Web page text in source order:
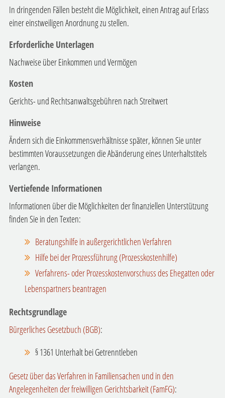
In dringenden Fällen besteht die Möglichkeit, einen Antrag auf Erlass
einer einstweiligen Anordnung zu stellen.
Erforderliche Unterlagen
Nachweise über Einkommen und Vermögen
Kosten
Gerichts- und Rechtsanwaltsgebühren nach Streitwert
Hinweise
Ändern sich die Einkommensverhältnisse später, können Sie unter
bestimmten Voraussetzungen die Abänderung eines Unterhaltstitels
verlangen.
Vertiefende Informationen
Informationen über die Möglichkeiten der finanziellen Unterstützung
finden Sie in den Texten:
Beratungshilfe in außergerichtlichen Verfahren
Hilfe bei der Prozessführung (Prozesskostenhilfe)
Verfahrens- oder Prozesskostenvorschuss des Ehegatten oder
Lebenspartners beantragen
Rechtsgrundlage
Bürgerliches Gesetzbuch (BGB):
§ 1361 Unterhalt bei Getrenntleben
Gesetz über das Verfahren in Familiensachen und in den
Angelegenheiten der freiwilligen Gerichtsbarkeit (FamFG):